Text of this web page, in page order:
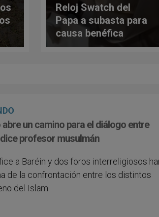
Reloj Swatch del
Papa a subasta para
causa benéfica
un camino para el diálogo entre
profesor musulmán
a Baréin y dos foros interreligiosos
de la confrontación entre los distintos
del Islam.